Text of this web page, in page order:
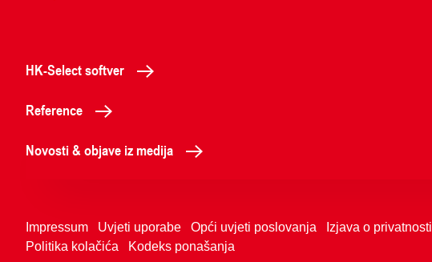
HK-Select softver
Reference
Novosti & objave iz medija
Impressum Uvjeti uporabe Opći uvjeti poslovanja
Izjava o privatnosti
Politika kolačića
Kodeks ponašanja